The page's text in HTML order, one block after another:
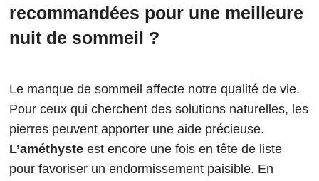
recommandées pour une meilleure
nuit de sommeil ?
Le manque de sommeil affecte notre qualité de vie.
Pour ceux qui cherchent des solutions naturelles, les
pierres peuvent apporter une aide précieuse.
L’améthyste est encore une fois en tête de liste
pour favoriser un endormissement paisible. En